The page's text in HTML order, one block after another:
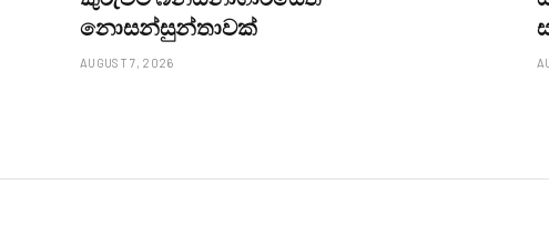
නොසන්සුන්තාවක්
AUGUST 7, 2026